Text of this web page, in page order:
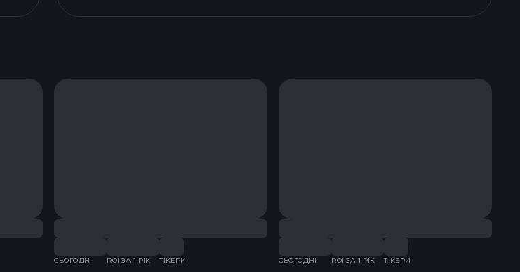
СЬОГОДНІ ROI ЗА 1 РІК ТІКЕРИ СЬОГОДНІ ROI ЗА 1 РІК ТІКЕРИ